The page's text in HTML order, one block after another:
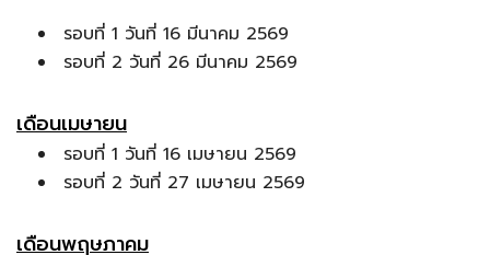
รอบที่ 1 วันที่ 16 มีนาคม 2569
รอบที่ 2 วันที่ 26 มีนาคม 2569
เดือนเมษายน
รอบที่ 1 วันที่ 16 เมษายน 2569
รอบที่ 2 วันที่ 27 เมษายน 2569
เดือนพฤษภาคม